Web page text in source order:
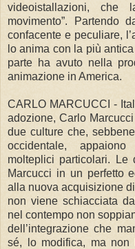
videoistallazioni, che
movimento”.
confacente e peculiare,
lo anima con la più
parte ha avuto nella
animazione in America.
CARLO MARCUCCI -
adozione, Carlo
due culture che,
occidentale,
molteplici particolari. Le
Marcucci in un perfetto
alla nuova acquisizione
non viene schiacciata
nel contempo non
dell’integrazione che
sé, lo modifica, ma non